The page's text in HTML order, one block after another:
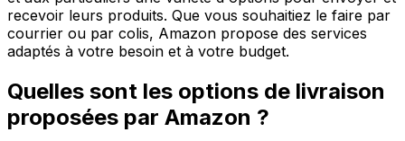
recevoir leurs produits. Que vous souhaitiez le faire par
courrier ou par colis, Amazon propose des services
adaptés à votre besoin et à votre budget.
Quelles sont les options de livraison
proposées par Amazon ?